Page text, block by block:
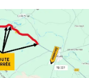
et santé
et logement